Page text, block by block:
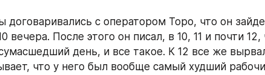
договаривались с оператором Торо, что он
вечера. После этого он писал, в 10, 11 и почти
день, и все такое. К 12 все же
что у него был вообще самый худший